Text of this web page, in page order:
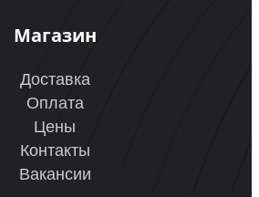
Магазин
Доставка
Оплата
Цены
Контакты
Вакансии